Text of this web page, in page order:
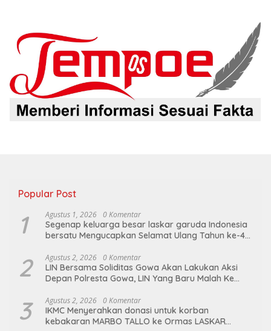
Popular Post
1 Agustus 1, 2026 0 Komentar
Segenap keluarga besar laskar garuda Indonesia
bersatu Mengucapkan Selamat Ulang Tahun ke-44
2 Agustus 2, 2026 0 Komentar
LIN Bersama Soliditas Gowa Akan Lakukan Aksi
Depan Polresta Gowa, LIN Yang Baru Malah Ke
3 Agustus 2, 2026 0 Komentar
IKMC Menyerahkan donasi untuk korban
kebakaran MARBO TALLO ke Ormas LASKAR